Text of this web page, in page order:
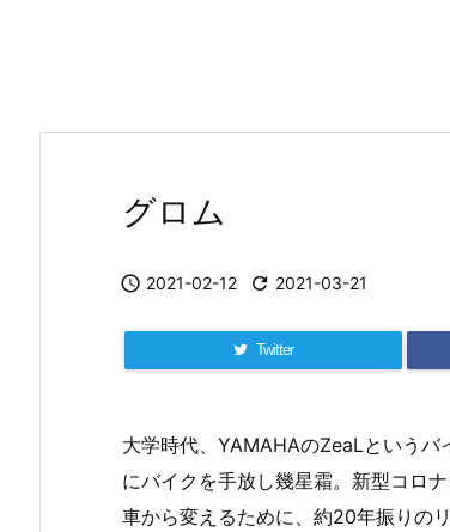
グロム
 2021-02-12  2021-03-21
Twitter
大学時代、YAMAHAのZeaLという
にバイクを手放し幾星霜。新型コロ
車から変えるために、約20年振りの